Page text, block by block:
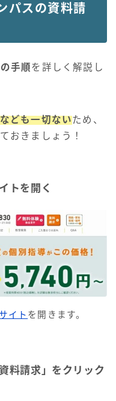
パスの資料請
手順を詳しく解説し
ども一切ないため、
おきましょう！
トを開く
イト を開きます。
料請求」をクリック